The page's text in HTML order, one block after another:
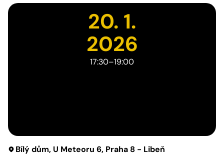
20. 1.
2026
17:30–19:00
Bílý dům, U Meteoru 6, Praha 8 - Libeň